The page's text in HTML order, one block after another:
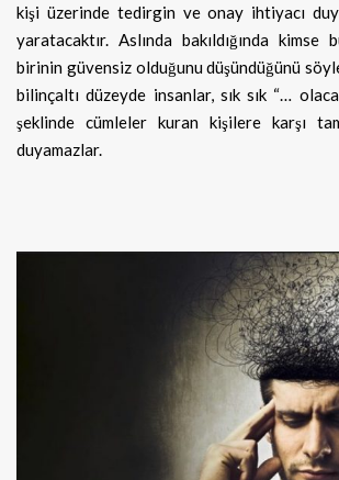
kişi üzerinde tedirgin ve onay ihtiyacı
yaratacaktır. Aslında bakıldığında kimse
birinin güvensiz olduğunu düşündüğünü
bilinçaltı düzeyde insanlar, sık sık “…
şeklinde cümleler kuran kişilere karşı
duyamazlar.